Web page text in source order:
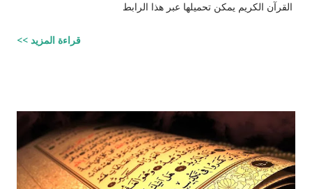
القرآن الكريم يمكن تحميلها عبر هذا الرابط
قراءة المزيد >>